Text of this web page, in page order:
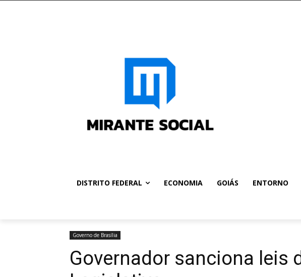
DISTRITO FEDERAL ECONOMIA GOIÁS ENTORNO
Governo de Brasília
Governador sanciona leis